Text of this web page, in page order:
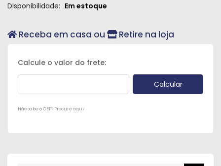
Disponibilidade: Em estoque
Receba em casa ou Retire na loja
Não sabe o CEP? Procure aqui